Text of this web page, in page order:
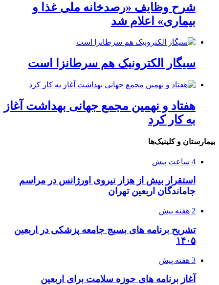
شرح وظایف «رصدخانه ملی غذا و
بیماری» اعلام شد
سیگار الکترونیک هم سرطانزا است
هفتاد و نهمین مجمع جهانی بهداشت آغاز
به کار کرد
بیمارستان و کلینیک‌ها
4 ساعت پیش
استقرار بیش از هزار نیروی اورژانس در مراسم
جاماندگان اربعین تهران
2 هفته پیش
تشریح برنامه های بسیج جامعه پزشکی در اربعین
۱۴۰۵
3 هفته پیش
آغاز برنامه های حوزه سلامت برای اربعین